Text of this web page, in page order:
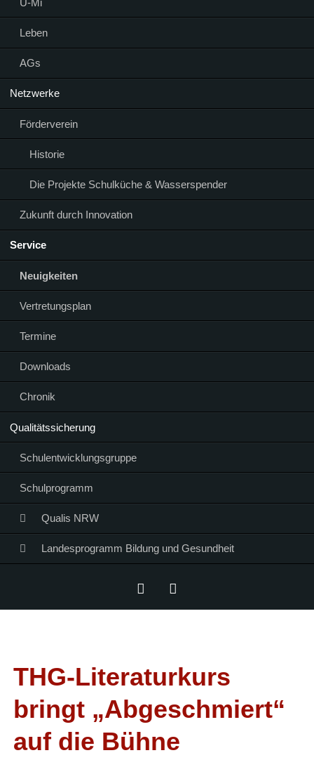
Leben
AGs
Netzwerke
Förderverein
Historie
Die Projekte Schulküche & Wasserspender
Zukunft durch Innovation
Service
Neuigkeiten
Vertretungsplan
Termine
Downloads
Chronik
Qualitätssicherung
Schulentwicklungsgruppe
Schulprogramm
Qualis NRW
Landesprogramm Bildung und Gesundheit
THG-Literaturkurs
bringt „Abgeschmiert“
auf die Bühne